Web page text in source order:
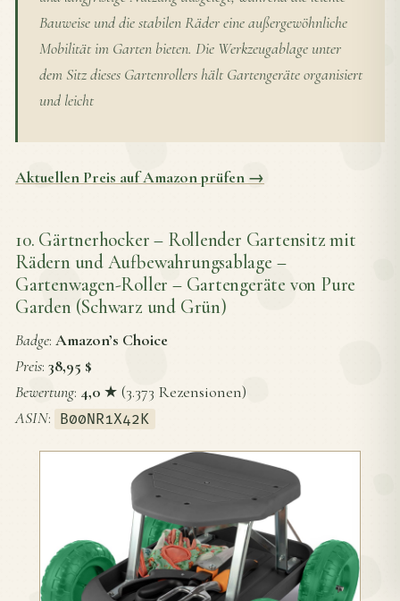
Bauweise und die stabilen Räder eine außergewöhnliche
Mobilität im Garten bieten. Die Werkzeugablage unter
dem Sitz dieses Gartenrollers hält Gartengeräte organisiert
und leicht
Aktuellen Preis auf Amazon prüfen →
10. Gärtnerhocker – Rollender Gartensitz mit
Rädern und Aufbewahrungsablage –
Gartenwagen-Roller – Gartengeräte von Pure
Garden (Schwarz und Grün)
Badge: Amazon’s Choice
Preis: 38,95 $
Bewertung: 4,0 ★ (3.373 Rezensionen)
ASIN: B00NR1X42K